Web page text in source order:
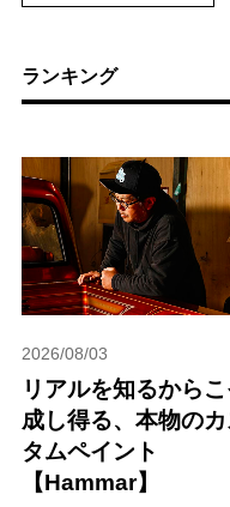
ランキング
2026/08/03
リアルを知るから
成し得る、本物のカ
タムペイント
【Hammar】